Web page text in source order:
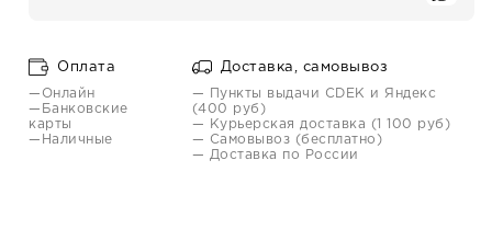
Оплата
—Онлайн
—Банковские
карты
—Наличные
Доставка, самовывоз
— Пункты выдачи CDEK и Яндекс
(400 руб)
— Курьерская доставка (1 100 руб)
— Самовывоз (бесплатно)
— Доставка по России